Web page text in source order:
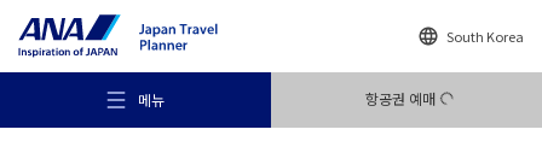
South Korea
메뉴 항공권 예매